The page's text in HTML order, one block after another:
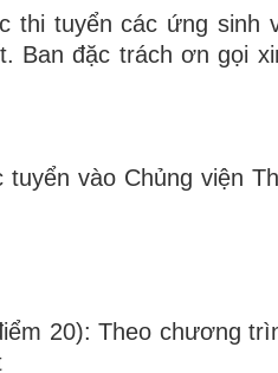
tuyển các ứng sinh
Ban đặc trách ơn gọi
vào Chủng viện
20): Theo chương